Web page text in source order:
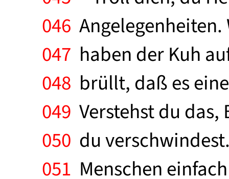
046
047 haben der Kuh
048 brüllt, daß es
049 Verstehst du
050 du
051 Menschen